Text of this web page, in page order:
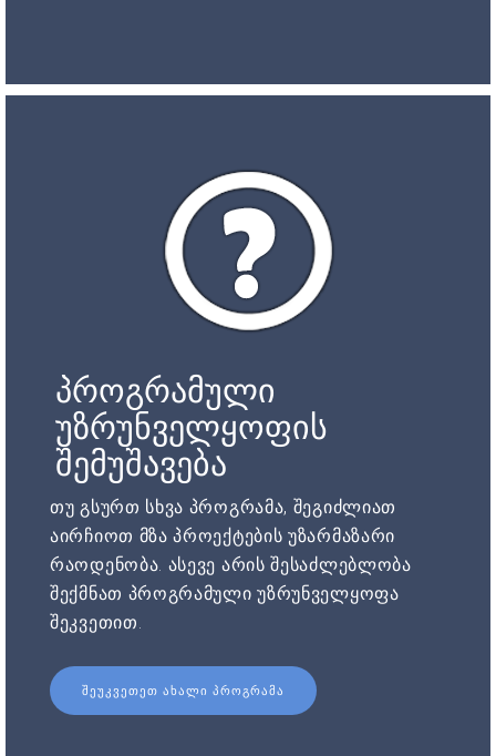
პროგრამული
უზრუნველყოფის
შემუშავება
თუ გსურთ სხვა პროგრამა, შეგიძლიათ
აირჩიოთ მზა პროექტების უზარმაზარი
რაოდენობა. ასევე არის შესაძლებლობა
შექმნათ პროგრამული უზრუნველყოფა
შეკვეთით.
ᲨᲔᲣᲙᲕᲔᲗᲔᲗ ᲐᲮᲐᲚᲘ ᲞᲠᲝᲒᲠᲐᲛᲐ